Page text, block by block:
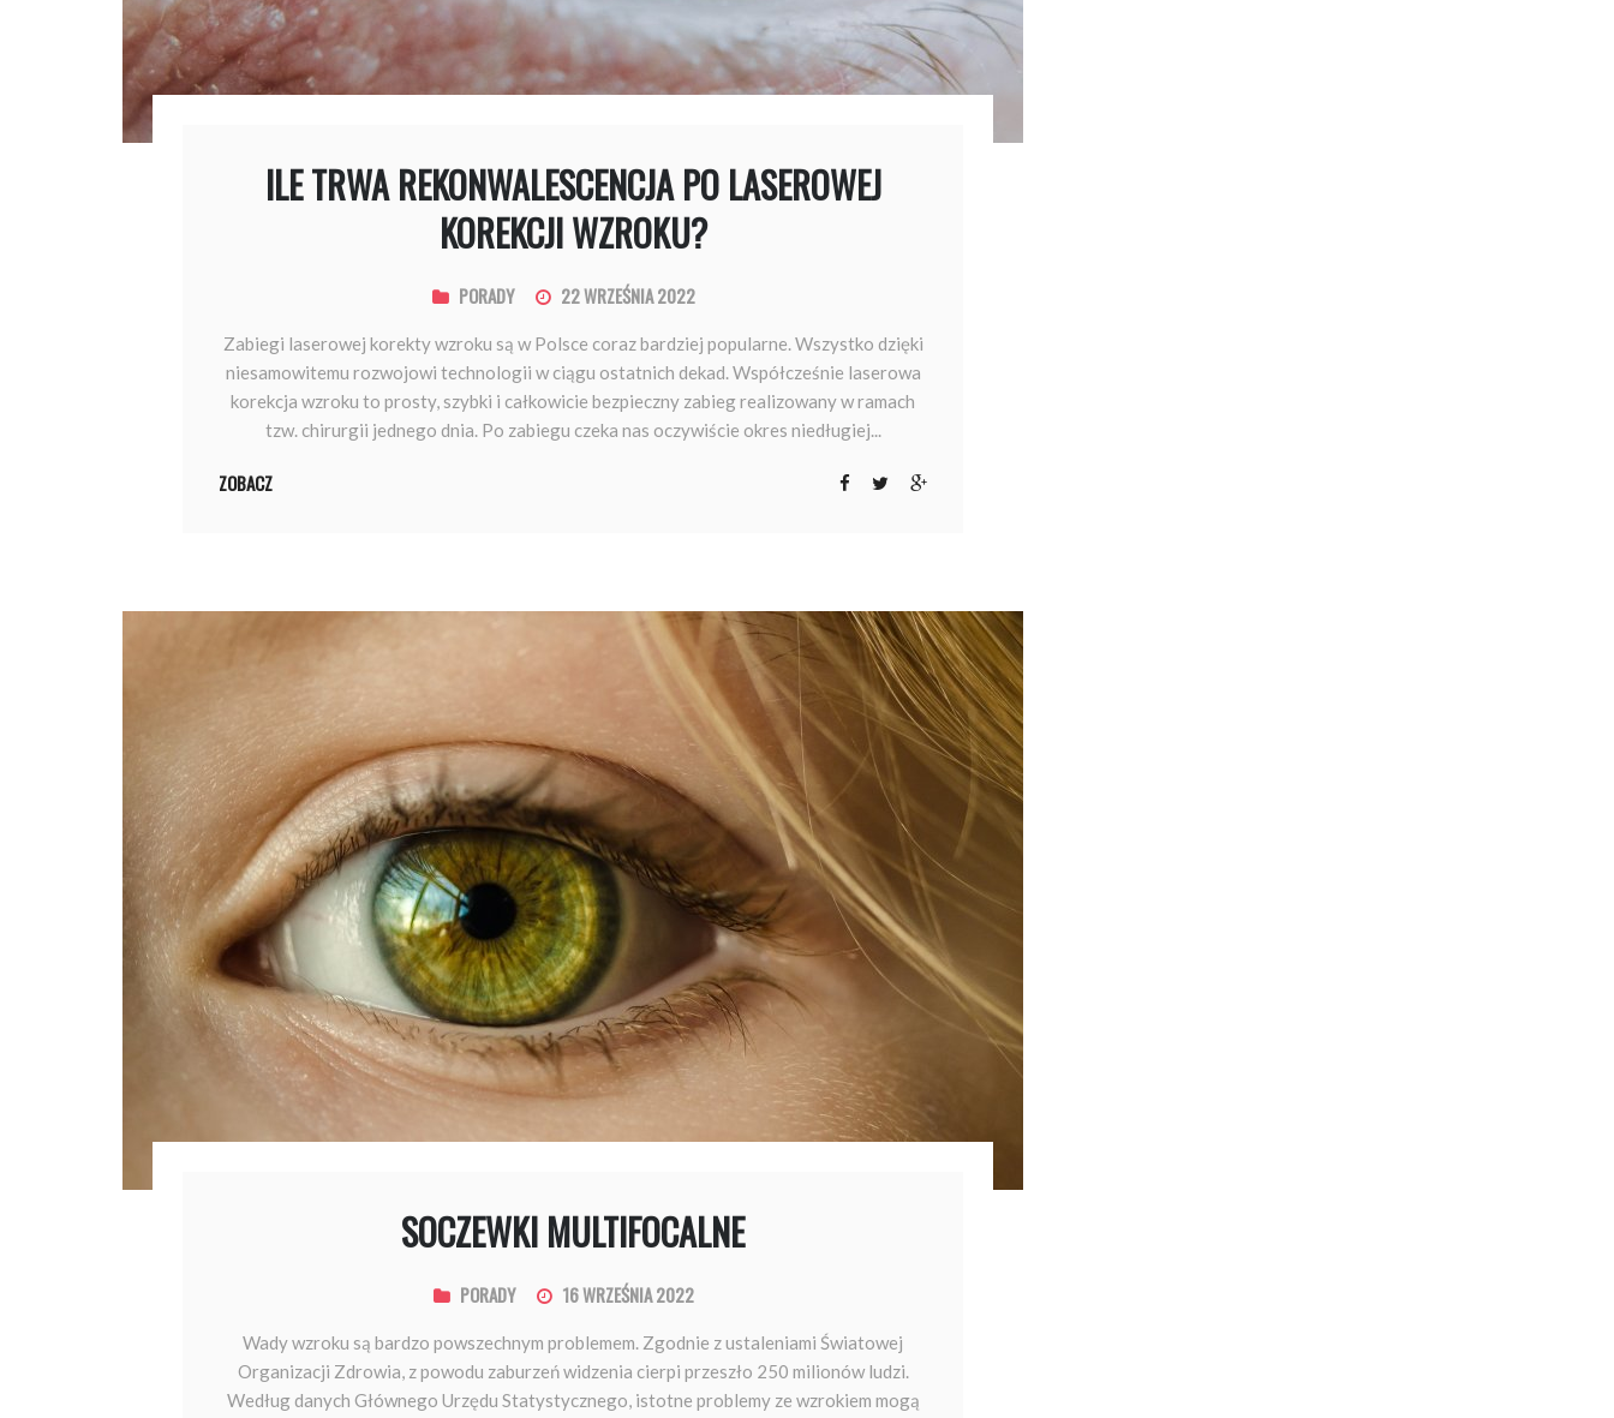
ILE TRWA REKONWALESCENCJA PO LASEROWEJ
KOREKCJI WZROKU?
PORADY 22 WRZEŚNIA 2022
​ Zabiegi laserowej korekty wzroku są w Polsce coraz bardziej popularne. Wszystko dzięki
niesamowitemu rozwojowi technologii w ciągu ostatnich dekad. Współcześnie laserowa
korekcja wzroku to prosty, szybki i całkowicie bezpieczny zabieg realizowany w ramach
tzw. chirurgii jednego dnia. Po zabiegu czeka nas oczywiście okres niedługiej...
ZOBACZ
SOCZEWKI MULTIFOCALNE
PORADY 16 WRZEŚNIA 2022
Wady wzroku są bardzo powszechnym problemem. Zgodnie z ustaleniami Światowej
Organizacji Zdrowia, z powodu zaburzeń widzenia cierpi przeszło 250 milionów ludzi.
Według danych Głównego Urzędu Statystycznego, istotne problemy ze wzrokiem mogą